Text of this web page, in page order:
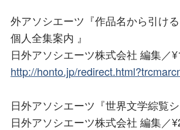
外アソシエーツ『作品名から引け
個人全集案内 』
日外アソシエーツ株式会社 編集／
http://honto.jp/
日外アソシエーツ『世界文学綜覧
日外アソシエーツ株式会社 編集／